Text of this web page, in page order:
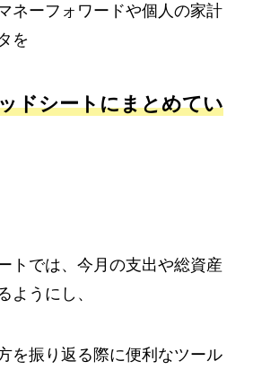
ネーフォワードや個人の家計
を
ドシートにまとめてい
トでは、今月の支出や総資産
ようにし、
を振り返る際に便利なツール